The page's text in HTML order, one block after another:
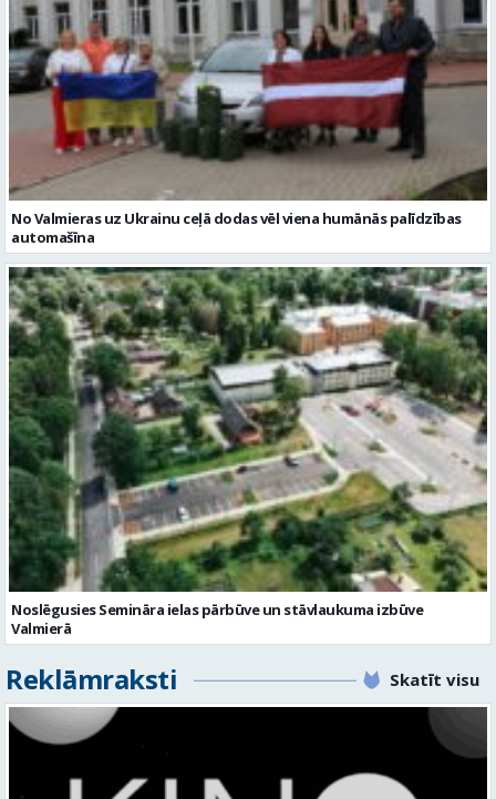
No Valmieras uz Ukrainu ceļā dodas vēl viena humānās palīdzības
automašīna
Noslēgusies Semināra ielas pārbūve un stāvlaukuma izbūve
Valmierā
Reklāmraksti Skatīt visu